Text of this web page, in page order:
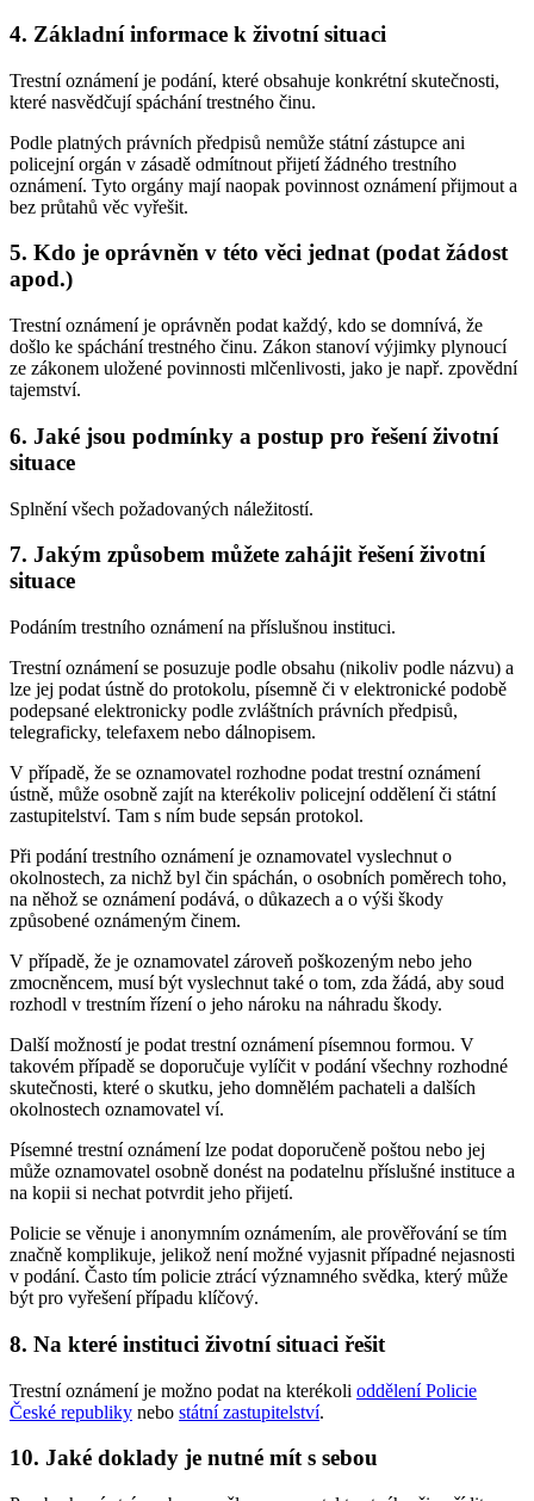
4. Základní informace k životní situaci
Trestní oznámení je podání, které obsahuje konkrétní skutečnosti,
které nasvědčují spáchání trestného činu.
Podle platných právních předpisů nemůže státní zástupce ani
policejní orgán v zásadě odmítnout přijetí žádného trestního
oznámení. Tyto orgány mají naopak povinnost oznámení přijmout a
bez průtahů věc vyřešit.
5. Kdo je oprávněn v této věci jednat (podat žádost
apod.)
Trestní oznámení je oprávněn podat každý, kdo se domnívá, že
došlo ke spáchání trestného činu. Zákon stanoví výjimky plynoucí
ze zákonem uložené povinnosti mlčenlivosti, jako je např. zpovědní
tajemství.
6. Jaké jsou podmínky a postup pro řešení životní
situace
Splnění všech požadovaných náležitostí.
7. Jakým způsobem můžete zahájit řešení životní
situace
Podáním trestního oznámení na příslušnou instituci.
Trestní oznámení se posuzuje podle obsahu (nikoliv podle názvu) a
lze jej podat ústně do protokolu, písemně či v elektronické podobě
podepsané elektronicky podle zvláštních právních předpisů,
telegraficky, telefaxem nebo dálnopisem.
V případě, že se oznamovatel rozhodne podat trestní oznámení
ústně, může osobně zajít na kterékoliv policejní oddělení či státní
zastupitelství. Tam s ním bude sepsán protokol.
Při podání trestního oznámení je oznamovatel vyslechnut o
okolnostech, za nichž byl čin spáchán, o osobních poměrech toho,
na něhož se oznámení podává, o důkazech a o výši škody
způsobené oznámeným činem.
V případě, že je oznamovatel zároveň poškozeným nebo jeho
zmocněncem, musí být vyslechnut také o tom, zda žádá, aby soud
rozhodl v trestním řízení o jeho nároku na náhradu škody.
Další možností je podat trestní oznámení písemnou formou. V
takovém případě se doporučuje vylíčit v podání všechny rozhodné
skutečnosti, které o skutku, jeho domnělém pachateli a dalších
okolnostech oznamovatel ví.
Písemné trestní oznámení lze podat doporučeně poštou nebo jej
může oznamovatel osobně donést na podatelnu příslušné instituce a
na kopii si nechat potvrdit jeho přijetí.
Policie se věnuje i anonymním oznámením, ale prověřování se tím
značně komplikuje, jelikož není možné vyjasnit případné nejasnosti
v podání. Často tím policie ztrácí významného svědka, který může
být pro vyřešení případu klíčový.
8. Na které instituci životní situaci řešit
Trestní oznámení je možno podat na kterékoli oddělení Policie
České republiky nebo státní zastupitelství.
10. Jaké doklady je nutné mít s sebou